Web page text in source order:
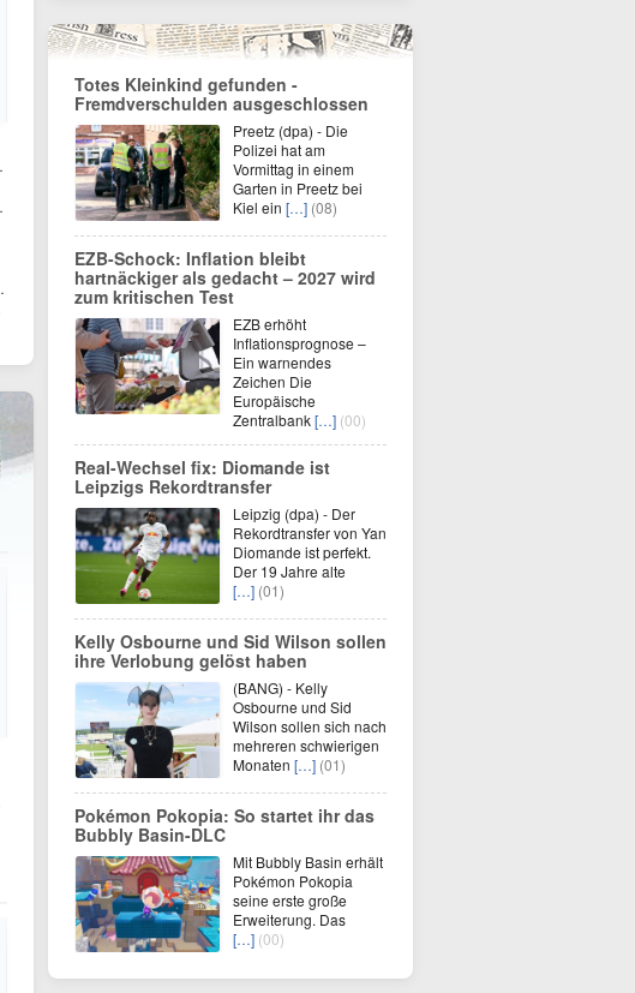
Totes Kleinkind gefunden -
Fremdverschulden ausgeschlossen
Preetz (dpa) - Die
Polizei hat am
Vormittag in einem
Garten in Preetz bei
Kiel ein […] (08)
EZB-Schock: Inflation bleibt
hartnäckiger als gedacht – 2027 wird
zum kritischen Test
EZB erhöht
Inflationsprognose –
Ein warnendes
Zeichen Die
Europäische
Zentralbank[…] (00)
Real-Wechsel fix: Diomande ist
Leipzigs Rekordtransfer
Leipzig (dpa) - Der
Rekordtransfer von Yan
Diomande ist perfekt.
Der 19 Jahre alte
[…] (01)
Kelly Osbourne und Sid Wilson sollen
ihre Verlobung gelöst haben
(BANG) - Kelly
Osbourne und Sid
Wilson sollen sich nach
mehreren schwierigen
Monaten […] (01)
Pokémon Pokopia: So startet ihr das
Bubbly Basin-DLC
Mit Bubbly Basin erhält
Pokémon Pokopia
seine erste große
Erweiterung. Das
[…] (00)